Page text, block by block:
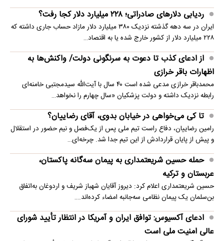
ردیابی دلارهای صادراتی؛ ۲۲۸ میلیارد دلار کجا رفت؟
ایران در سه دهه گذشته نزدیک ۳۸۰ میلیارد دلار مازاد حساب جاری داشته که
۲۲۸ میلیارد دلار از کشور خارج شده یا به اقتصاد…
از ادعای کذب تا دعوت به سرنگونی دولت/ واکنش‌ها به
اظهارات باقر خرازی‌
محمدباقر خرازی مدعی شده است ۴۰ سال با آیت‌الله سیدمجتبی خامنه‌ای
رابطه نزدیک داشته و دولت پزشکیان «سال چهارم را نخواهد…
تا کی می‌خواهی در خیابان بدوی، آقای رضاییان؟
رامین رضاییان، دفاع راست تیم ملی پس از یک‌فصل و نیم حضور در استقلال
و پیش از پایان قراردادش از این تیم جدا شد. چرخه‌ای…
حمله حسین شریعتمداری به پیمان سه‌گانه پاکستان،
عربستان و ترکیه
حسین شریعتمداری اعلام کرد: دیروز آقایان شهباز شریف و اردوغان به‌اتفاق
بن‌سلمان یک پیمان نظامی سه‌جانبه امضاء کرده‌اند.…
ادعای آکسیوس: توافق ایران و آمریکا در انتظار تأیید شورای
عالی امنیت ملی است